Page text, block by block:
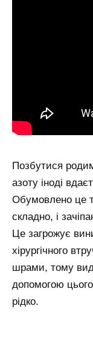
Позбутися
азоту іноді
Обумовлено це
складно, і
Це загрожує
хірургічного
шрами, тому
допомогою
рідко.